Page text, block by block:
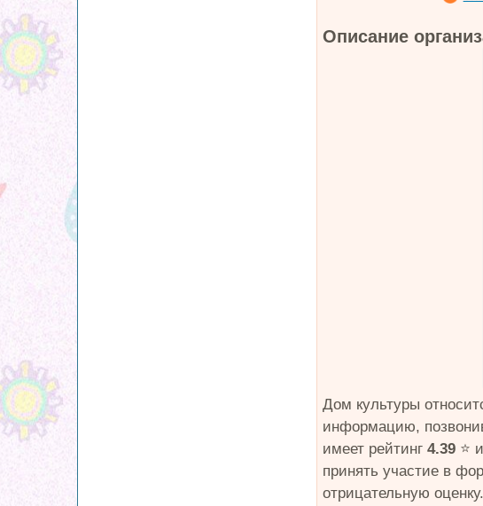
Описание
Дом культуры
информацию,
имеет рейтинг 4.39⭐️
принять участие в
отрицательную